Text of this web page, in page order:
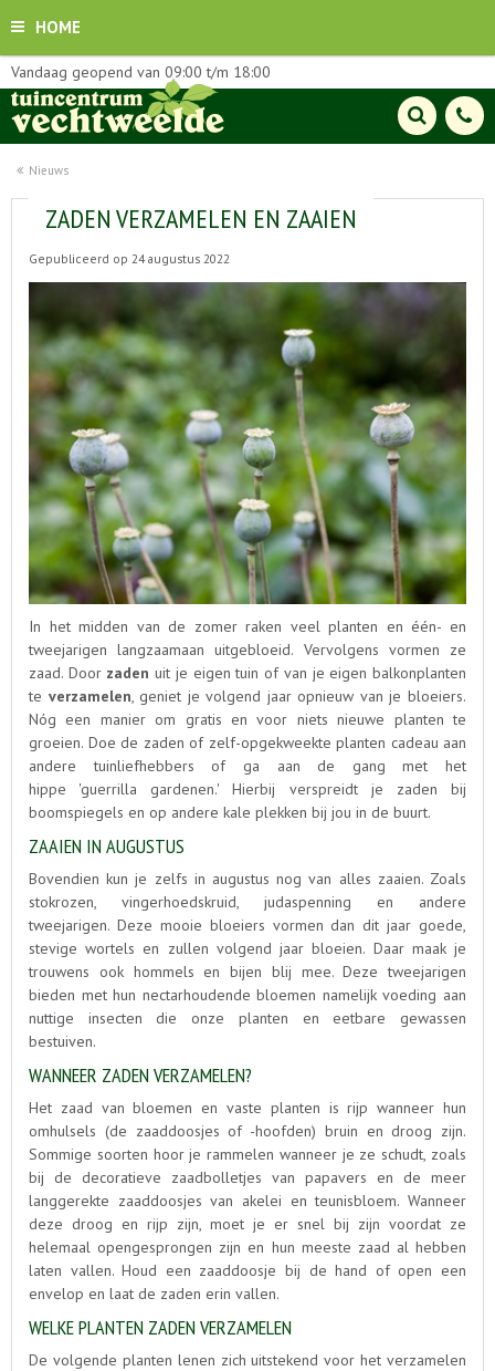
HOME
Nieuws
Vandaag geopend van 09:00 t/m 18:00
ZADEN VERZAMELEN EN ZAAIEN
Gepubliceerd op 24 augustus 2022
In het midden van de zomer raken veel planten en één- en
tweejarigen langzaamaan uitgebloeid. Vervolgens vormen ze
zaad. Door zaden uit je eigen tuin of van je eigen balkonplanten
te verzamelen, geniet je volgend jaar opnieuw van je bloeiers.
Nóg een manier om gratis en voor niets nieuwe planten te
groeien. Doe de zaden of zelf-opgekweekte planten cadeau aan
andere tuinliefhebbers of ga aan de gang met het
hippe 'guerrilla gardenen.' Hierbij verspreidt je zaden bij
boomspiegels en op andere kale plekken bij jou in de buurt.
ZAAIEN IN AUGUSTUS
Bovendien kun je zelfs in augustus nog van alles zaaien. Zoals
stokrozen, vingerhoedskruid, judaspenning en andere
tweejarigen. Deze mooie bloeiers vormen dan dit jaar goede,
stevige wortels en zullen volgend jaar bloeien. Daar maak je
trouwens ook hommels en bijen blij mee. Deze tweejarigen
bieden met hun nectarhoudende bloemen namelijk voeding aan
nuttige insecten die onze planten en eetbare gewassen
bestuiven.
WANNEER ZADEN VERZAMELEN?
Het zaad van bloemen en vaste planten is rijp wanneer hun
omhulsels (de zaaddoosjes of -hoofden) bruin en droog zijn.
Sommige soorten hoor je rammelen wanneer je ze schudt, zoals
bij de decoratieve zaadbolletjes van papavers en de meer
langgerekte zaaddoosjes van akelei en teunisbloem. Wanneer
deze droog en rijp zijn, moet je er snel bij zijn voordat ze
helemaal opengesprongen zijn en hun meeste zaad al hebben
laten vallen. Houd een zaaddoosje bij de hand of open een
envelop en laat de zaden erin vallen.
WELKE PLANTEN ZADEN VERZAMELEN
De volgende planten lenen zich uitstekend voor het verzamelen